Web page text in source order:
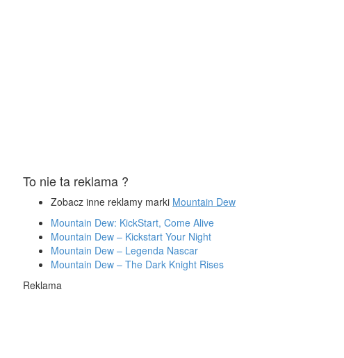
To nie ta reklama ?
Zobacz inne reklamy marki Mountain Dew
Mountain Dew: KickStart, Come Alive
Mountain Dew – Kickstart Your Night
Mountain Dew – Legenda Nascar
Mountain Dew – The Dark Knight Rises
Reklama